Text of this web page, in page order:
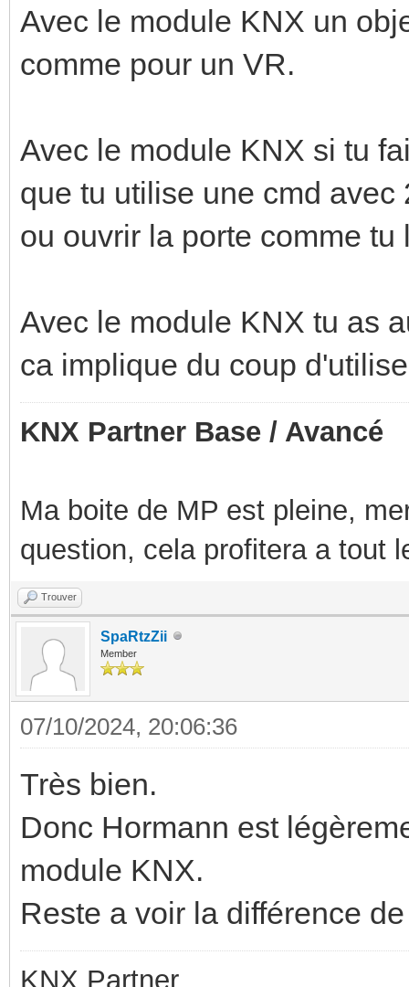
Avec le module KNX un
comme pour un VR.
Avec le module KNX si tu
que tu utilise une cmd
ou ouvrir la porte comme tu
Avec le module KNX tu as
ca implique du coup
KNX Partner Base / Avancé
Ma boite de MP est pleine,
question, cela profitera a tout
Trouver
SpaRtzZii
Member
07/10/2024, 20:06:36
Très bien.
Donc Hormann est
module KNX.
Reste a voir la différence
KNX Partner